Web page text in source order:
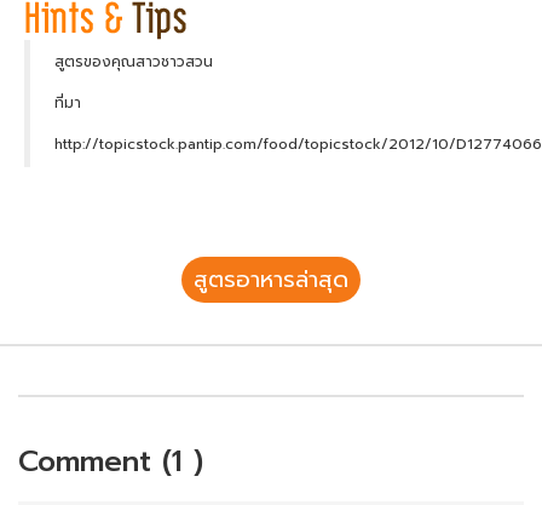
สูตรของคุณสาวชาวสวน
ที่มา
http://topicstock.pantip.com/food/topicstock/2012/10/
สูตรอาหารล่าสุด
Comment (1 )